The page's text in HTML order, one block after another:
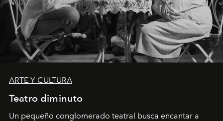
ARTE Y CULTURA
Teatro diminuto
Un pequeño conglomerado teatral busca encantar a